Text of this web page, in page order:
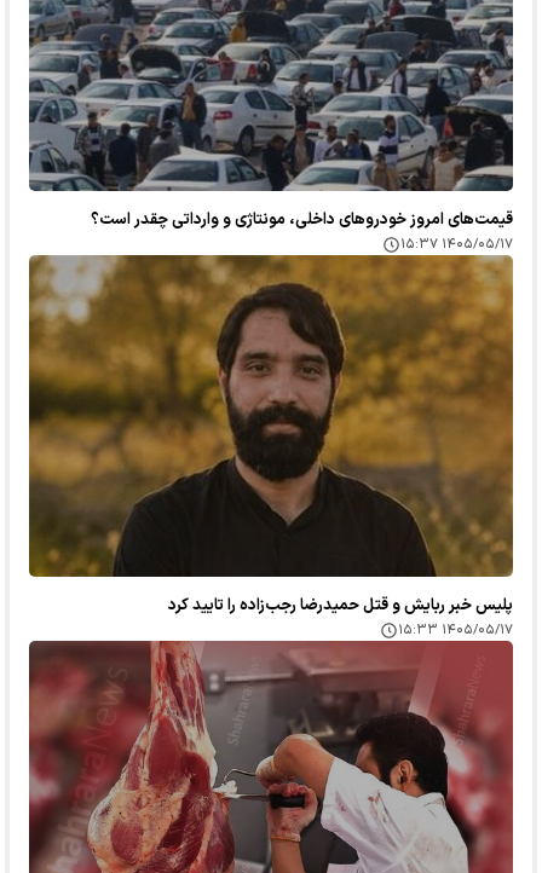
قیمت‌های امروز خودرو‌های داخلی، مونتاژی و وارداتی چقدر است؟
۱۴۰۵/۰۵/۱۷ ۱۵:۳۷
پلیس خبر ربایش و قتل حمیدرضا رجب‌زاده را تایید کرد
۱۴۰۵/۰۵/۱۷ ۱۵:۳۳